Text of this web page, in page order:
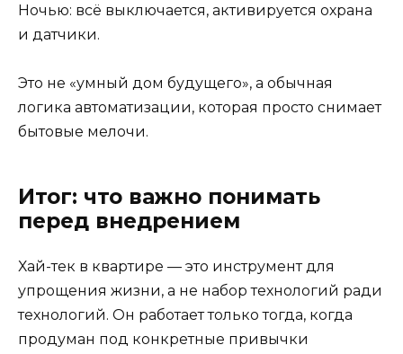
Ночью: всё выключается, активируется охрана
и датчики.
Это не «умный дом будущего», а обычная
логика автоматизации, которая просто снимает
бытовые мелочи.
Итог: что важно понимать
перед внедрением
Хай-тек в квартире — это инструмент для
упрощения жизни, а не набор технологий ради
технологий. Он работает только тогда, когда
продуман под конкретные привычки